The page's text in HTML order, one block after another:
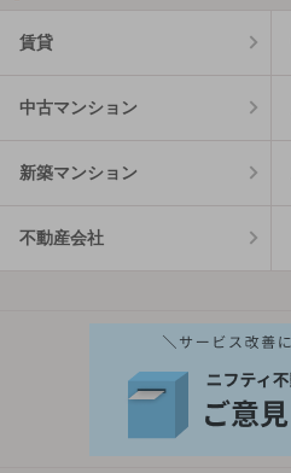
賃貸
中古マンション
新築マンション
不動産会社